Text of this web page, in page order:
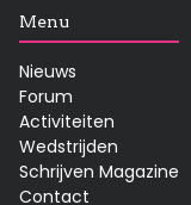
Menu
Nieuws
Forum
Activiteiten
Wedstrijden
Schrijven Magazine
Contact